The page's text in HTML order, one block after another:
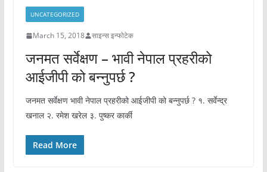
UNCATEGORIZED
March 15, 2018 साइन्स इन्फोटेक
जनमत सर्वेक्षण – भावी नेपाल प्रहरीको
आईजीपी को बन्नुपर्छ ?
जनमत सर्वेक्षण भावी नेपाल प्रहरीको आईजीपी को बन्नुपर्छ ? १. सर्वेन्द्र
खनाल २. रमेश खरेल ३. पुष्कर कार्की
Read More